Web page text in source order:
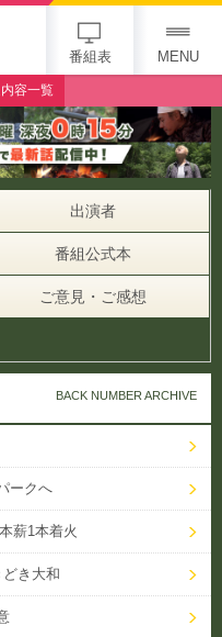
番組表 MENU
容一覧
出演者
番組公式本
ご意見・ご感想
BACK NUMBER ARCHIVE
ークへ
薪1本着火
き大和